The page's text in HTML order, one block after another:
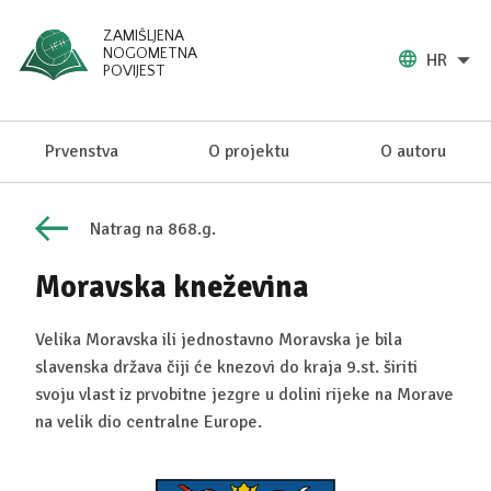
ZAMIŠLJENA
NOGOMETNA
POVIJEST
HR
Prvenstva O projektu O autoru
Natrag na 868.g.
Moravska kneževina
Velika Moravska ili jednostavno Moravska je bila
slavenska država čiji će knezovi do kraja 9.st. širiti
svoju vlast iz prvobitne jezgre u dolini rijeke na Morave
na velik dio centralne Europe.